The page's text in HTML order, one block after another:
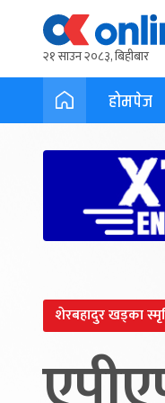
२१ साउन २०८३, बिहीबार
होमपेज
शेरबहादुर खड्का